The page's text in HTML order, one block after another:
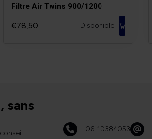
Filtre Air Twins 900/1200
€78,50 Disponible
sans
06-10384053